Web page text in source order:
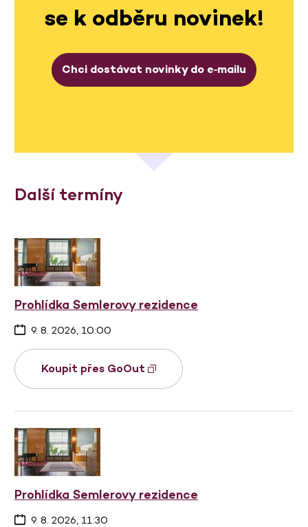
se k odběru novinek!
Chci dostávat novinky do e‑mailu
Další termíny
Prohlídka Semlerovy rezidence
9. 8. 2026, 10:00
Koupit přes GoOut
Prohlídka Semlerovy rezidence
9. 8. 2026, 11:30